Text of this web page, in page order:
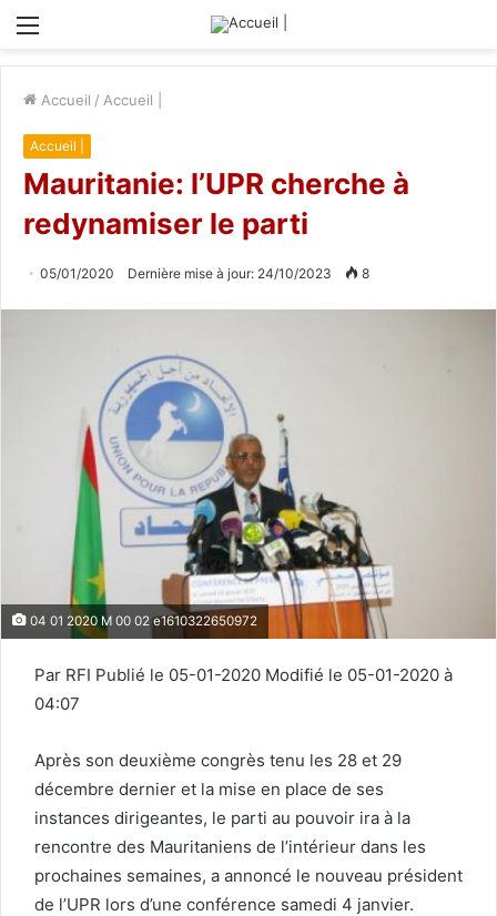
Menu
Accueil / Accueil |
Accueil |
Mauritanie: l’UPR cherche à
redynamiser le parti
05/01/2020 Dernière mise à jour: 24/10/2023 8
04 01 2020 M 00 02 e1610322650972
Par RFI Publié le 05-01-2020 Modifié le 05-01-2020 à
04:07
Après son deuxième congrès tenu les 28 et 29
décembre dernier et la mise en place de ses
instances dirigeantes, le parti au pouvoir ira à la
rencontre des Mauritaniens de l’intérieur dans les
prochaines semaines, a annoncé le nouveau président
de l’UPR lors d’une conférence samedi 4 janvier.